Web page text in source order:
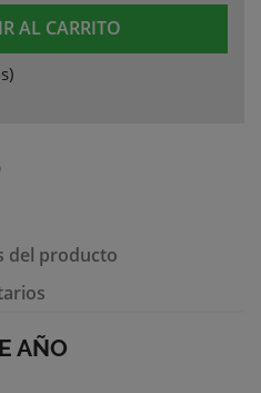
AL CARRITO
)
del producto
AÑO